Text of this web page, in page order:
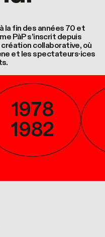
la fin des années 70 et
PàP s’inscrit depuis
collaborative, où
et les spectateurs·ices
1978
1982